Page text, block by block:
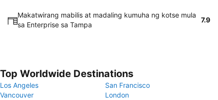
Makatwirang mabilis at madaling kumuha ng kotse mula
sa Enterprise sa Tampa
7.9
Top Worldwide Destinations
Los Angeles
San Francisco
Vancouver
London